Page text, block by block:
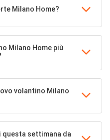
Milano Home?
Milano Home più
volantino Milano
settimana da